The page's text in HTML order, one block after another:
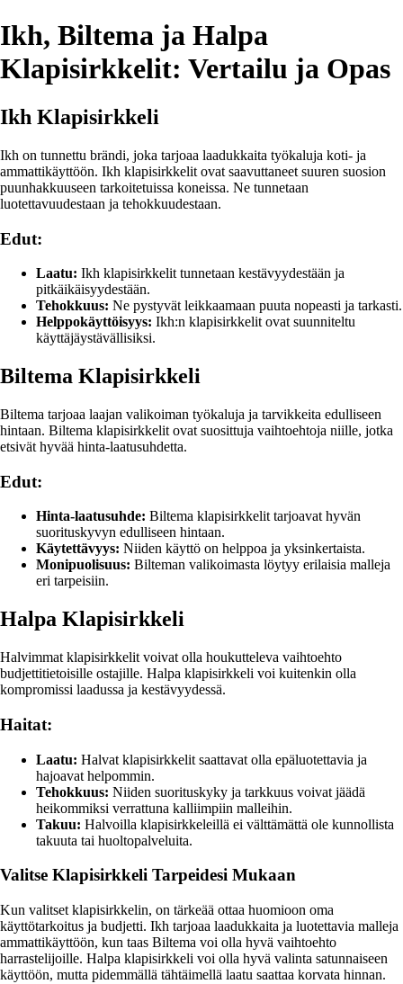
Ikh, Biltema ja Halpa
Klapisirkkelit: Vertailu ja Opas
Ikh Klapisirkkeli
Ikh on tunnettu brändi, joka tarjoaa laadukkaita työkaluja koti- ja
ammattikäyttöön. Ikh klapisirkkelit ovat saavuttaneet suuren suosion
puunhakkuuseen tarkoitetuissa koneissa. Ne tunnetaan
luotettavuudestaan ja tehokkuudestaan.
Edut:
Laatu: Ikh klapisirkkelit tunnetaan kestävyydestään ja
pitkäikäisyydestään.
Tehokkuus: Ne pystyvät leikkaamaan puuta nopeasti ja tarkasti.
Helppokäyttöisyys: Ikh:n klapisirkkelit ovat suunniteltu
käyttäjäystävällisiksi.
Biltema Klapisirkkeli
Biltema tarjoaa laajan valikoiman työkaluja ja tarvikkeita edulliseen
hintaan. Biltema klapisirkkelit ovat suosittuja vaihtoehtoja niille, jotka
etsivät hyvää hinta-laatusuhdetta.
Edut:
Hinta-laatusuhde: Biltema klapisirkkelit tarjoavat hyvän
suorituskyvyn edulliseen hintaan.
Käytettävyys: Niiden käyttö on helppoa ja yksinkertaista.
Monipuolisuus: Bilteman valikoimasta löytyy erilaisia malleja
eri tarpeisiin.
Halpa Klapisirkkeli
Halvimmat klapisirkkelit voivat olla houkutteleva vaihtoehto
budjettitietoisille ostajille. Halpa klapisirkkeli voi kuitenkin olla
kompromissi laadussa ja kestävyydessä.
Haitat:
Laatu: Halvat klapisirkkelit saattavat olla epäluotettavia ja
hajoavat helpommin.
Tehokkuus: Niiden suorituskyky ja tarkkuus voivat jäädä
heikommiksi verrattuna kalliimpiin malleihin.
Takuu: Halvoilla klapisirkkeleillä ei välttämättä ole kunnollista
takuuta tai huoltopalveluita.
Valitse Klapisirkkeli Tarpeidesi Mukaan
Kun valitset klapisirkkelin, on tärkeää ottaa huomioon oma
käyttötarkoitus ja budjetti. Ikh tarjoaa laadukkaita ja luotettavia malleja
ammattikäyttöön, kun taas Biltema voi olla hyvä vaihtoehto
harrastelijoille. Halpa klapisirkkeli voi olla hyvä valinta satunnaiseen
käyttöön, mutta pidemmällä tähtäimellä laatu saattaa korvata hinnan.